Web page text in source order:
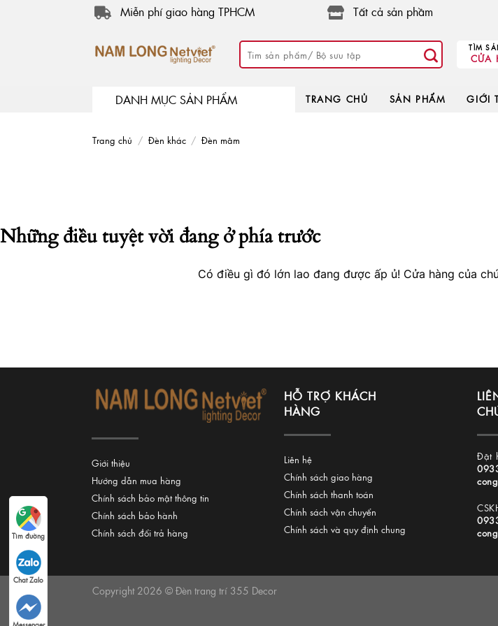
Miễn phí giao hàng TPHCM Tất cả sản phầm
Tìm
kiếm:
TÌM
CỬA
DANH MỤC SẢN PHẨM TRANG CHỦ SẢN PHẨM GIỚI
Trang chủ / Đèn khác / Đèn mâm
Những điều tuyệt vời đang ở phía trước
Có điều gì đó lớn lao đang được ấp ủ! Cửa hàng của
Giới thiệu
Hướng dẫn mua hàng
Chính sách bảo mật thông tin
Chính sách bảo hành
Chính sách đổi trả hàng
HỖ TRỢ KHÁCH
HÀNG
Liên hệ
Chính sách giao hàng
Chính sách thanh toán
Chính sách vận chuyển
Chính sách và quy định chung
Đặt
Copyright 2026 © Đèn trang trí 355 Decor
Tìm đường
Chat Zalo